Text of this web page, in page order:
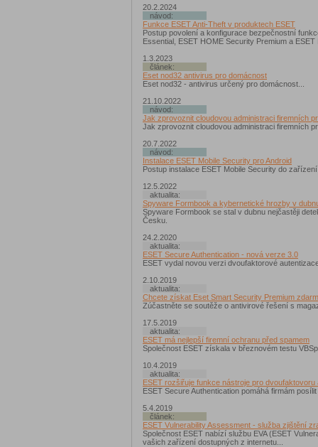
20.2.2024
návod:
Funkce ESET Anti-Theft v produktech ESET
Postup povolení a konfigurace bezpečnostní
Essential, ESET HOME Security Premium a
1.3.2023
článek:
Eset nod32 antivirus pro domácnost
Eset nod32 - antivirus určený pro domácnost...
21.10.2022
návod:
Jak zprovoznit cloudovou administraci firemních
Jak zprovoznit cloudovou administraci firemních
20.7.2022
návod:
Instalace ESET Mobile Security pro Android
Postup instalace ESET Mobile Security do
12.5.2022
aktualita:
Spyware Formbook a kybernetické hrozby v
Spyware Formbook se stal v dubnu nejčastěji
Česku.
24.2.2020
aktualita:
ESET Secure Authentication - nová verze 3.0
ESET vydal novou verzi dvoufaktorové
2.10.2019
aktualita:
Chcete získat Eset Smart Security Premium
Zúčastněte se soutěže o antivirové řešení s
17.5.2019
aktualita:
ESET má nejlepší firemní ochranu před spamem
Společnost ESET získala v březnovém testu
10.4.2019
aktualita:
ESET rozšiřuje funkce nástroje pro dvoufaktovoru
ESET Secure Authentication pomáhá firmám
5.4.2019
článek:
ESET Vulnerability Assessment - služba zjištění
Společnost ESET nabízí službu EVA (ESET
vašich zařízení dostupných z internetu...